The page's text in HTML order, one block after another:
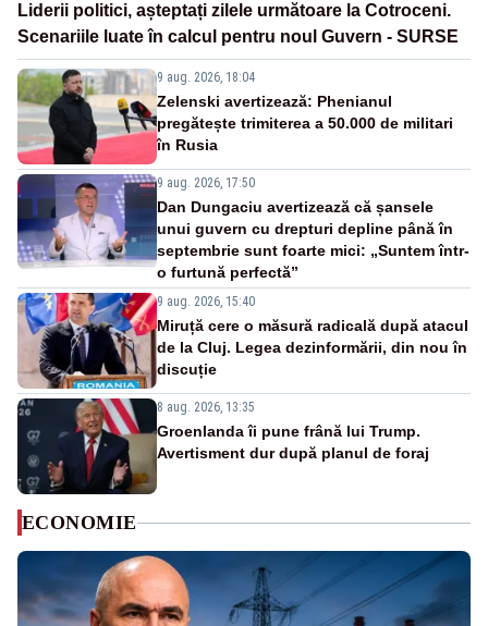
Liderii politici, așteptați zilele următoare la Cotroceni.
Scenariile luate în calcul pentru noul Guvern - SURSE
9 aug. 2026, 18:04
Zelenski avertizează: Phenianul
pregătește trimiterea a 50.000 de militari
în Rusia
9 aug. 2026, 17:50
Dan Dungaciu avertizează că șansele
unui guvern cu drepturi depline până în
septembrie sunt foarte mici: „Suntem într-
o furtună perfectă”
9 aug. 2026, 15:40
Miruță cere o măsură radicală după atacul
de la Cluj. Legea dezinformării, din nou în
discuție
8 aug. 2026, 13:35
Groenlanda îi pune frână lui Trump.
Avertisment dur după planul de foraj
ECONOMIE